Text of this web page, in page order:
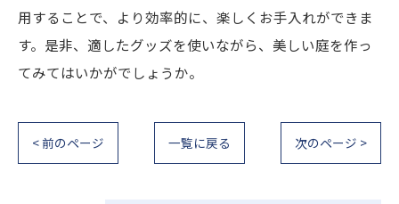
用することで、より効率的に、楽しくお手入れができま
す。是非、適したグッズを使いながら、美しい庭を作っ
てみてはいかがでしょうか。
< 前のページ 一覧に戻る 次のページ >